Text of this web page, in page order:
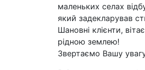
маленьких селах
який задекларував
Шановні клієнти,
рідною землею!
Звертаємо Вашу